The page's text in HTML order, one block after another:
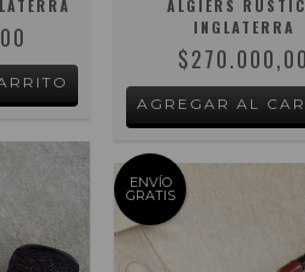
ALGIERS
INGLATERRA
$270.000,00
ENVÍO
GRATIS